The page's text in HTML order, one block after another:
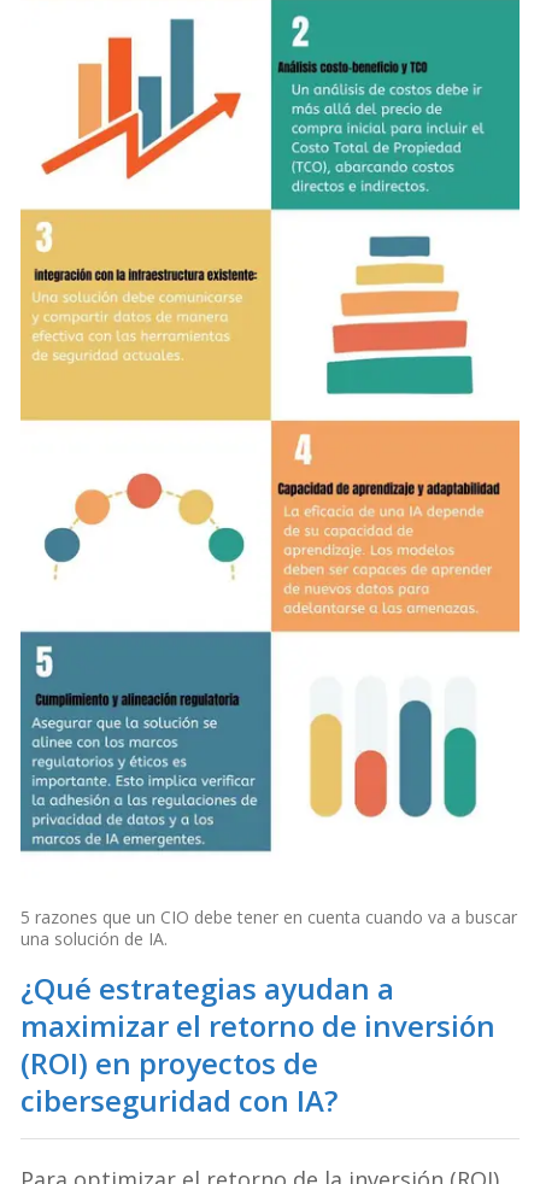
5 razones que un CIO debe tener en cuenta cuando va a buscar
una solución de IA.
¿Qué estrategias ayudan a
maximizar el retorno de inversión
(ROI) en proyectos de
ciberseguridad con IA?